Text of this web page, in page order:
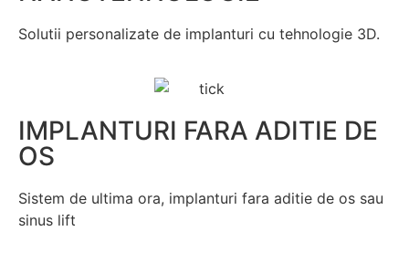
Solutii personalizate de implanturi cu tehnologie 3D.
IMPLANTURI FARA ADITIE DE
OS
Sistem de ultima ora, implanturi fara aditie de os sau
sinus lift